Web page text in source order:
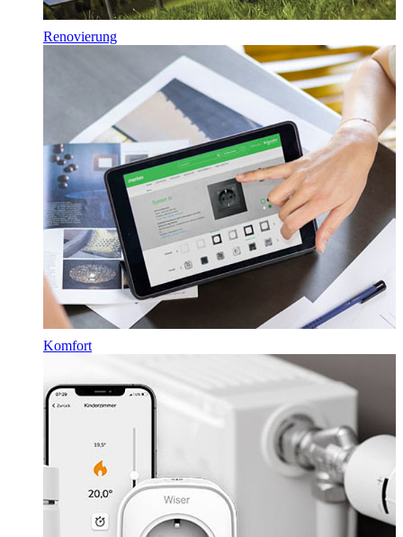
Renovierung
Komfort